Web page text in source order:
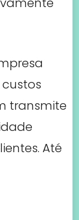
transmite
Até